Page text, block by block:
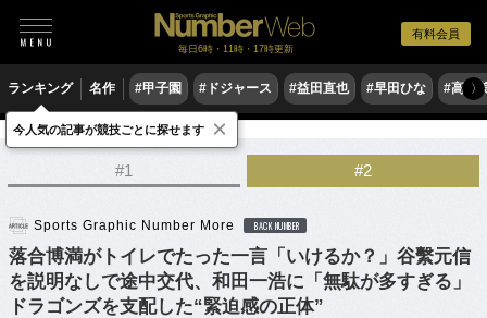
有料会員
毎日6時・11時・17時更新
ランキング 名作 #甲子園 #ドジャース #益田直也 #早田ひな #高木
〉
野球 プロ野球
#1 #2
Sports Graphic Number More BACK NUMBER
落合博満がトイレでたった一言「いけるか？」谷繫元信
を説明なしで途中交代、和田一浩に「無駄が多すぎる」
ドラゴンズを支配した“緊迫感の正体”
今人気の記事が競技ごとに探せます ×